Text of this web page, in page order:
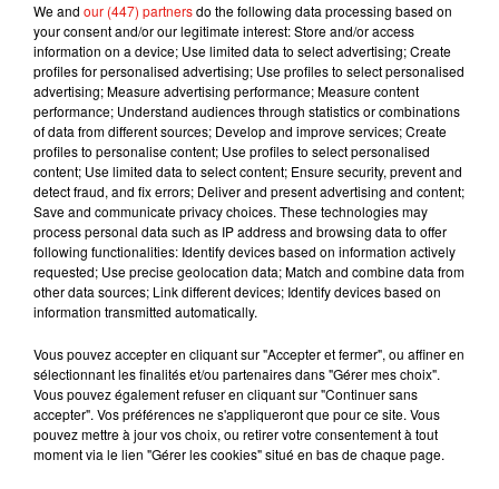
Musique
7 août 2026
Julien Lieb s’essaye à la vie de chatelain
dans son nouveau clip
7 août 2026
Sensation » avec Kylie Minogue
We and our (447) partnersdo the following data processing based on
your consent and/or our legitimate interest: Store and/or access
information on a device; Use limited data to select advertising; Create
profiles for personalised advertising; Use profiles to select personalised
advertising; Measure advertising performance; Measure content
performance; Understand audiences through statistics or combinations
of data from different sources; Develop and improve services; Create
profiles to personalise content; Use profiles to select personalised
content; Use limited data to select content; Ensure security, prevent and
detect fraud, and fix errors; Deliver and present advertising and content;
Save and communicate privacy choices. These technologies may
process personal data such as IP address and browsing data to offer
following functionalities: Identify devices based on information actively
requested; Use precise geolocation data; Match and combine data from
other data sources; Link different devices; Identify devices based on
information transmitted automatically.
Vous pouvez accepter en cliquant sur "Accepter et fermer", ou affiner en
sélectionnant les finalités et/ou partenaires dans "Gérer mes choix".
Vous pouvez également refuser en cliquant sur "Continuer sans
accepter". Vos préférences ne s'appliqueront que pour ce site. Vous
pouvez mettre à jour vos choix, ou retirer votre consentement à tout
moment via le lien "Gérer les cookies" situé en bas de chaque page.